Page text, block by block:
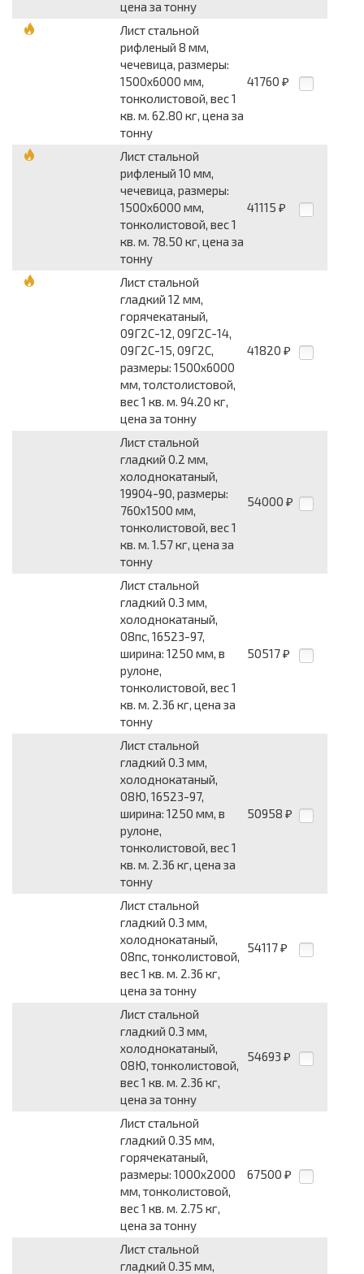
цена за тонну
Лист стальной
рифленый 8 мм,
чечевица, размеры:
1500x6000 мм,
тонколистовой, вес 1
кв. м. 62.80 кг, цена за
тонну
41760 ₽
Лист стальной
рифленый 10 мм,
чечевица, размеры:
1500x6000 мм,
тонколистовой, вес 1
кв. м. 78.50 кг, цена за
тонну
41115 ₽
Лист стальной
гладкий 12 мм,
горячекатаный,
09Г2С-12, 09Г2С-14,
09Г2С-15, 09Г2С,
размеры: 1500x6000
мм, толстолистовой,
вес 1 кв. м. 94.20 кг,
цена за тонну
41820 ₽
Лист стальной
гладкий 0.2 мм,
холоднокатаный,
19904-90, размеры:
760x1500 мм,
тонколистовой, вес 1
кв. м. 1.57 кг, цена за
тонну
54000 ₽
Лист стальной
гладкий 0.3 мм,
холоднокатаный,
08пс, 16523-97,
ширина: 1250 мм, в
рулоне,
тонколистовой, вес 1
кв. м. 2.36 кг, цена за
тонну
50517 ₽
Лист стальной
гладкий 0.3 мм,
холоднокатаный,
08Ю, 16523-97,
ширина: 1250 мм, в
рулоне,
тонколистовой, вес 1
кв. м. 2.36 кг, цена за
тонну
50958 ₽
Лист стальной
гладкий 0.3 мм,
холоднокатаный,
08пс, тонколистовой,
вес 1 кв. м. 2.36 кг,
цена за тонну
54117 ₽
Лист стальной
гладкий 0.3 мм,
холоднокатаный,
08Ю, тонколистовой,
вес 1 кв. м. 2.36 кг,
цена за тонну
54693 ₽
Лист стальной
гладкий 0.35 мм,
горячекатаный,
размеры: 1000x2000
мм, тонколистовой,
вес 1 кв. м. 2.75 кг,
цена за тонну
67500 ₽
Лист стальной
гладкий 0.35 мм,